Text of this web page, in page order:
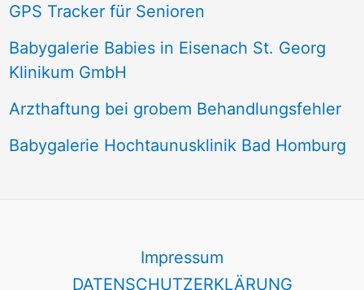
GPS Tracker für Senioren
Babygalerie Babies in Eisenach St. Georg
Klinikum GmbH
Arzthaftung bei grobem Behandlungsfehler
Babygalerie Hochtaunusklinik Bad Homburg
Impressum
DATENSCHUTZERKLÄRUNG